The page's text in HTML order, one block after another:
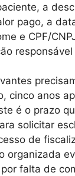
a
pago, a
e CPF/
cinco anos
é o prazo
solicitar
de
organizada
falta de